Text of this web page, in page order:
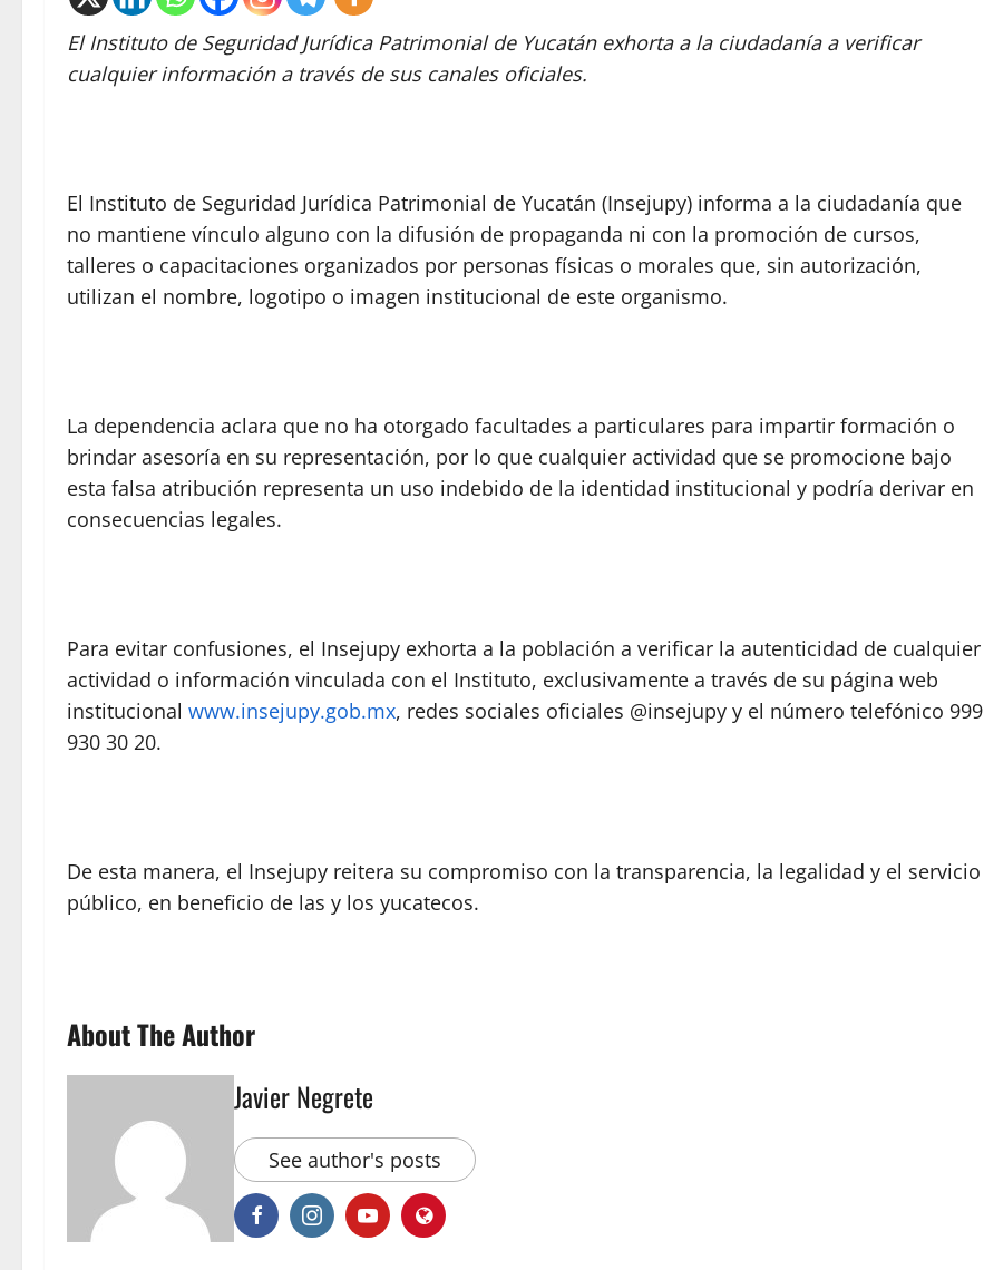
El Instituto de Seguridad Jurídica Patrimonial de Yucatán exhorta a la ciudadanía a verificar
cualquier información a través de sus canales oficiales.
El Instituto de Seguridad Jurídica Patrimonial de Yucatán (Insejupy) informa a la ciudadanía que
no mantiene vínculo alguno con la difusión de propaganda ni con la promoción de cursos,
talleres o capacitaciones organizados por personas físicas o morales que, sin autorización,
utilizan el nombre, logotipo o imagen institucional de este organismo.
La dependencia aclara que no ha otorgado facultades a particulares para impartir formación o
brindar asesoría en su representación, por lo que cualquier actividad que se promocione bajo
esta falsa atribución representa un uso indebido de la identidad institucional y podría derivar en
consecuencias legales.
Para evitar confusiones, el Insejupy exhorta a la población a verificar la autenticidad de cualquier
actividad o información vinculada con el Instituto, exclusivamente a través de su página web
institucional www.insejupy.gob.mx, redes sociales oficiales @insejupy y el número telefónico 999
930 30 20.
De esta manera, el Insejupy reitera su compromiso con la transparencia, la legalidad y el servicio
público, en beneficio de las y los yucatecos.
About The Author
Javier Negrete
See author's posts